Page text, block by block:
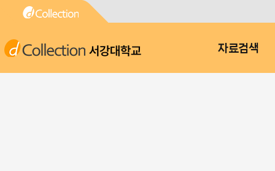
서강대학교 자료검색